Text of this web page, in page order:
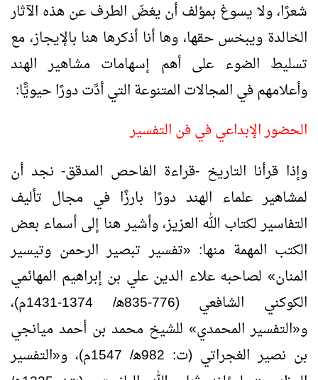
شعرًا، ولا يسوغ بمؤلف أن يغضّ الطرف عن هذه الآثار
الخالدة ويبخس حقها، وها أنا أذكرها هنا بالإيجاز، مع
تسليط الضوء على أهم إسهامات مشاهير الهند
وأعلامهم في المجالات المتنوعة التي أدَّت دورًا حيويًّا:
الحضور الإبداعي في فن التفسير
وإذا قرأنا التاريخ -قراءة الفاحص المدقق- نجد أن
لمشاهير علماء الهند دورًا بارزًا في مجال تأليف
التفاسير لكتاب الله العزيز، وأشير هنا إلى أسماء بعض
الكتب المهمة منها: «تفسير تبصير الرحمن وتيسير
المنان» لصاحبه علاء الدين علي بن إبراهيم المهائمي
الكوكني الشافعي (776-835ﻫ/ 1374-1431م)،
و«التفسير المحمدي» للشيخ محمد بن أحمد ميانجي
بن نصير الغجراتي (ت: 982ﻫ/ 1547م)، و«التفسير